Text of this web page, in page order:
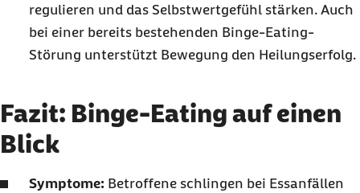
regulieren und das Selbstwertgefühl stärken. Auch
bei einer bereits bestehenden Binge-Eating-
Störung unterstützt Bewegung den Heilungserfolg.
Fazit: Binge-Eating auf einen
Blick
Symptome: Betroffene schlingen bei Essanfällen